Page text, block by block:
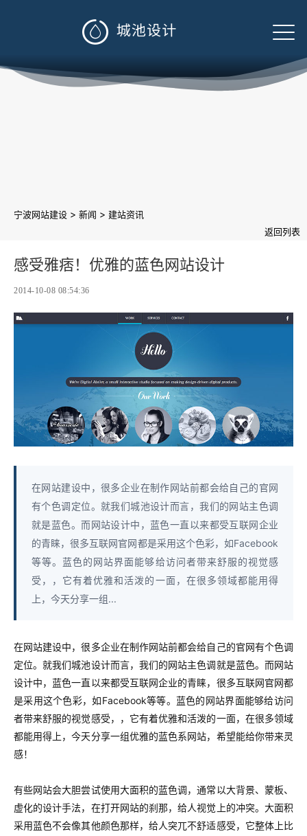

宁波网站建设 > 新闻 > 建站资讯
返回列表
感受雅痞！优雅的蓝色网站设计
2014-10-08 08:54:36
在网站建设中，很多企业在制作网站前都会给自己的官网
有个色调定位。就我们城池设计而言，我们的网站主色调
就是蓝色。而网站设计中，蓝色一直以来都受互联网企业
的青睐，很多互联网官网都是采用这个色彩，如Facebook
等等。蓝色的网站界面能够给访问者带来舒服的视觉感
受，，它有着优雅和活泼的一面，在很多领域都能用得
上，今天分享一组...
在网站建设中，很多企业在制作网站前都会给自己的官网有个色调
定位。就我们城池设计而言，我们的网站主色调就是蓝色。而网站
设计中，蓝色一直以来都受互联网企业的青睐，很多互联网官网都
是采用这个色彩，如Facebook等等。蓝色的网站界面能够给访问
者带来舒服的视觉感受，，它有着优雅和活泼的一面，在很多领域
都能用得上，今天分享一组优雅的蓝色系网站，希望能给你带来灵
感！
有些网站会大胆尝试使用大面积的蓝色调，通常以大背景、蒙板、
虚化的设计手法，在打开网站的刹那，给人视觉上的冲突。大面积
采用蓝色不会像其他颜色那样，给人突兀不舒适感受，它整体上比